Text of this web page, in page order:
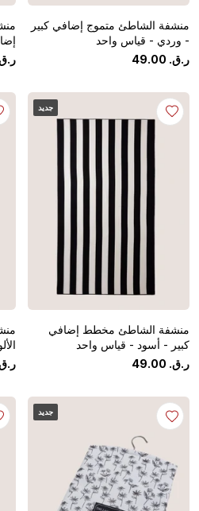
منشفة الشاطئ متموج إضافي كبير
- وردي - قياس واحد
ر.ق.
49.00
جديد
منشفة الشاطئ مخطط إضافي
كبير - أسود - قياس واحد
ر.ق.
49.00
جديد